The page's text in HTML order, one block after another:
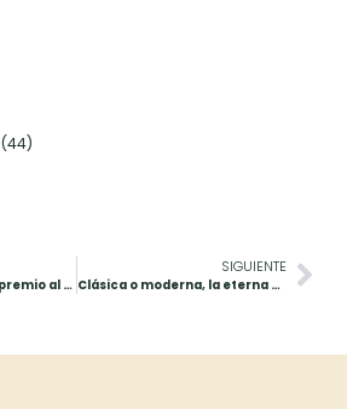
(44)
‘Best of houzz 2017′, premio al Chalet Piloto de Santander
SIGUIENTE
Clásica o moderna, la eterna duda